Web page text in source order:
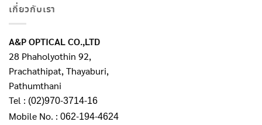
เกี่ยวกับเรา
A&P OPTICAL CO.,LTD
28 Phaholyothin 92,
Prachathipat, Thayaburi,
Pathumthani
Tel : (02)970-3714-16
Mobile No. : 062-194-4624